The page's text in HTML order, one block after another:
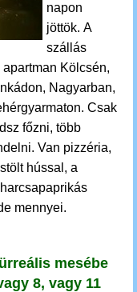
napon
jöttök. A
szállás
Kölcsén,
Nagyarban,
Csak
főzni, több
Van pizzéria,
hússal, a
mennyei.
mesébe
8, vagy 11